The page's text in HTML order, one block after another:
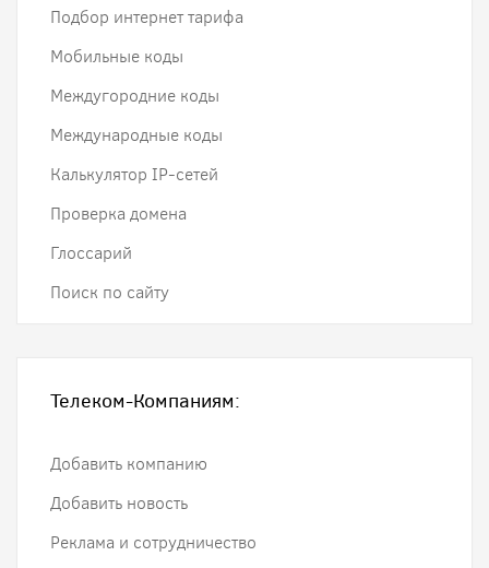
Подбор интернет тарифа
Мобильные коды
Междугородние коды
Международные коды
Калькулятор IP-сетей
Проверка домена
Глоссарий
Поиск по сайту
Телеком-Компаниям:
Добавить компанию
Добавить новость
Реклама и сотрудничество